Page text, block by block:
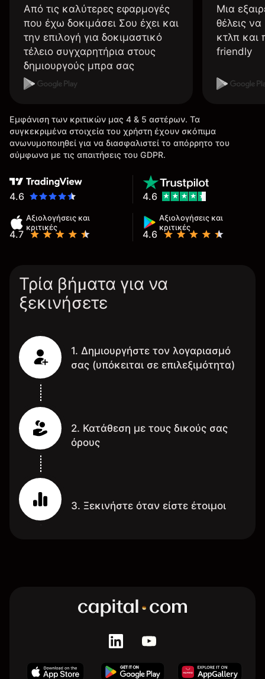
Από τις καλύτερες εφαρμογές
που έχω δοκιμάσει Σου έχει και
την επιλογή για δοκιμαστικό
τέλειο συγχαρητήρια στους
δημιουργούς μπρα σας
Μια
θέλεις
κτλπ και
friendly
Εμφάνιση των κριτικών μας 4 & 5 αστέρων. Τα
συγκεκριμένα στοιχεία του χρήστη έχουν σκόπιμα
ανωνυμοποιηθεί για να διασφαλιστεί το απόρρητο του
σύμφωνα με τις απαιτήσεις του GDPR.
4.6
Αξιολογήσεις και
κριτικές
4.7
Αξιολογήσεις και
κριτικές
4.6
4.6
Τρία βήματα για να
ξεκινήσετε
1. Δημιουργήστε τον λογαριασμό
σας (υπόκειται σε επιλεξιμότητα)
2. Κατάθεση με τους δικούς σας
όρους
3. Ξεκινήστε όταν είστε έτοιμοι